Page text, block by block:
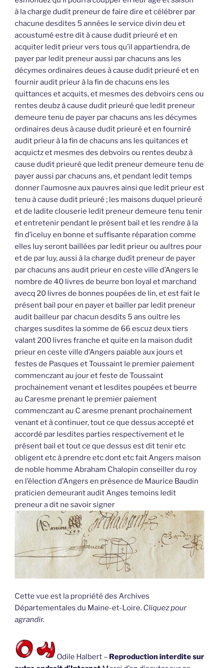
à la charge dudit preneur de faire dire et célébrer par
chacune desdites 5 années le service divin deu et
acoustumé estre dit à cause dudit prieuré et en
acquiter ledit prieur vers tous qu’il appartiendra, de
payer par ledit preneur aussi par chacuns ans les
décymes ordinaires deues à cause dudit prieuré et en
fournir audit prieur à la fin de chacuns ens les
quittances et acquits, et mesmes des debvoirs cens ou
rentes deubz à cause dudit prieuré que ledit preneur
demeure tenu de payer par chacuns ans les décymes
ordinaires deus à cause dudit prieuré et en fourniré
audit prieur à la fin de chacuns ans les quitances et
acquictz et mesmes des debvoirs ou rentes deubz à
cause dudit prieuré que ledit preneur demeure tenu de
payer aussi par chacuns ans, et pendant ledit temps
donner l’aumosne aux pauvres ainsi que ledit prieur est
tenu à cause dudit prieuré ; les maisons duquel prieuré
et de ladite clouserie ledit preneur demeure tenu tenir
et entretenir pendant le présent bail et les rendre à la
fin d’iceluy en bonne et suffisante réparation comme
elles luy seront baillées par ledit prieur ou aultres pour
et de par luy, aussi à la charge dudit preneur de payer
par chacuns ans audit prieur en ceste ville d’Angers le
nombre de 40 livres de beurre bon loyal et marchand
avecq 20 livres de bonnes poupées de lin, et est fait le
présent bail pour en payer et bailler par ledit preneur
audit bailleur par chacun desdits 5 ans oultre les
charges susdites la somme de 66 escuz deux tiers
valant 200 livres franche et quite en la maison dudit
prieur en ceste ville d’Angers paiable aux jours et
festes de Pasques et Toussaint le premier paiement
commenczant au jour et feste de Toussaint
prochainement venant et lesdites poupées et beurre
au Caresme prenant le premier paiement
commenczant au C aresme prenant prochainement
venant et à continuer, tout ce que dessus accepté et
accordé par lesdites parties respectivement et le
présent bail et tout ce que dessus est dit tenir etc
obligent etc à prendre etc dont etc fait Angers maison
de noble homme Abraham Chalopin conseiller du roy
en l’élection d’Angers en présence de Maurice Baudin
praticien demeurant audit Anges temoins ledit
preneur a dit ne savoir signer
Cette vue est la propriété des Archives
Départementales du Maine-et-Loire. Cliquez pour
agrandir.
Odile Halbert – Reproduction interdite sur